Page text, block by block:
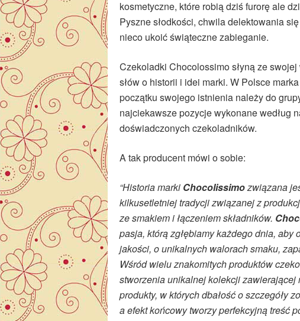
kosmetyczne, które robią dziś furorę ale
Pyszne słodkości, chwila delektowania
nieco ukoić świąteczne zabieganie.
Czekoladki Chocolossimo słyną ze
słów o historii i idei marki. W Polsce
początku swojego istnienia należy do
najciekawsze pozycje wykonane według
doświadczonych czekoladników.
A tak producent mówi o sobie:
“Historia marki Chocolissimozwiązana
kilkusetletniej tradycji związanej z
ze smakiem i łączeniem składników.
pasja, którą zgłębiamy każdego dnia,
jakości, o unikalnych walorach smaku,
Wśród wielu znakomitych produktów
stworzenia unikalnej kolekcji
produkty, w których dbałość o szczegóły
a efekt końcowy tworzy perfekcyjną treść